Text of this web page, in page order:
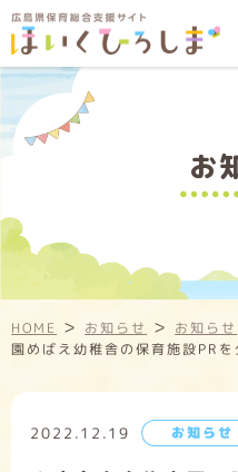
お
HOME > お知らせ > お知らせ
園めばえ幼稚舎の保育施設PR
2022.12.19 お知らせ